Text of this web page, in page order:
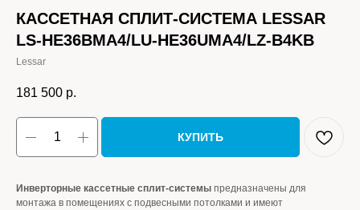
КАССЕТНАЯ СПЛИТ-СИСТЕМА LESSAR
LS-HE36BMA4/LU-HE36UMA4/LZ-B4KB
Lessar
181 500 р.
КУПИТЬ
Инверторные кассетные сплит-системы предназначены для
монтажа в помещениях с подвесными потолками и имеют